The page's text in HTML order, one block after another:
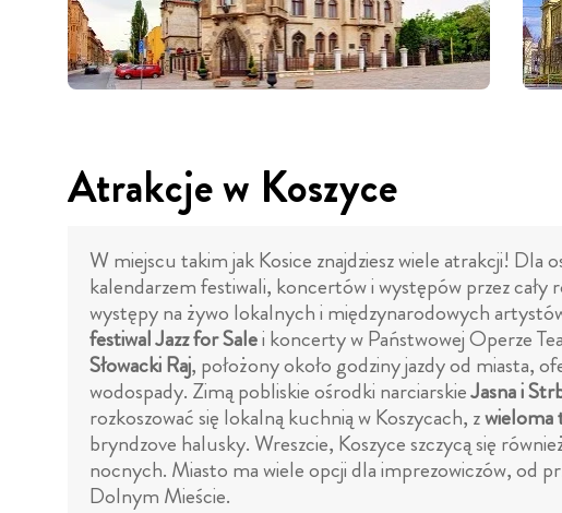
Atrakcje w Koszyce
W miejscu takim jak Kosice znajdziesz wiele atrakcji!
kalendarzem festiwali, koncertów i występów przez
występy na żywo lokalnych i międzynarodowych
festiwal Jazz for Salei koncerty w Państwowej Operze
Słowacki Raj, położony około godziny jazdy od miasta,
wodospady. Zimą pobliskie ośrodki narciarskieJasna i
rozkoszować się lokalną kuchnią w Koszycach, zwieloma
bryndzove halusky. Wreszcie, Koszyce szczycą się
nocnych. Miasto ma wiele opcji dla imprezowiczów, od
Dolnym Mieście.